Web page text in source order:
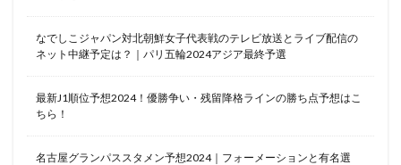
なでしこジャパン対北朝鮮女子代表戦のテレビ放送とライブ配信の
ネット中継予定は？｜パリ五輪2024アジア最終予選
最新J1順位予想2024！優勝争い・残留降格ラインの勝ち点予想はこ
ちら！
名古屋グランパススタメン予想2024｜フォーメーションと有名選